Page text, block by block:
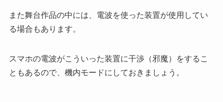
また舞台作品の中には、電波を使った装置が使用してい
る場合もあります。
スマホの電波がこういった装置に干渉（邪魔）をするこ
ともあるので、機内モードにしておきましょう。